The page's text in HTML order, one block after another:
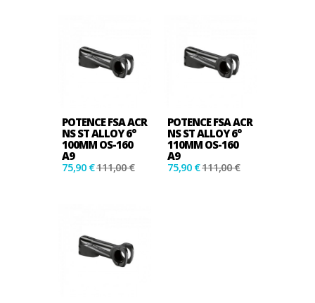
POTENCE FSA ACR
NS ST ALLOY 6°
100MM OS-160
A9
75,90 €111,00 €
POTENCE FSA ACR
NS ST ALLOY 6°
110MM OS-160
A9
75,90 €111,00 €